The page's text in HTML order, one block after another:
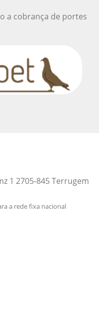
a cobrança de portes
1 2705-845 Terrugem
a rede fixa nacional